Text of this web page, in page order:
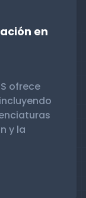
en
ofrece
y la